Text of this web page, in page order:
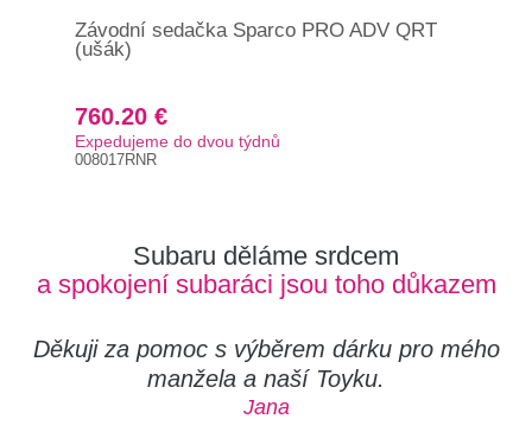
Závodní sedačka Sparco PRO ADV QRT
(ušák)
760.20 €
Expedujeme do dvou týdnů
008017RNR
Subaru děláme srdcem
a spokojení subaráci jsou toho důkazem
Děkuji za pomoc s výběrem dárku pro mého
manžela a naší Toyku.
Jana